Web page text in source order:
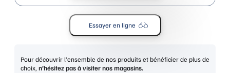
KLEIN
Essayer en ligne
Pour découvrir l’ensemble de nos produits et bénéficier de plus de
choix, n’hésitez pas à visiter nos magasins.